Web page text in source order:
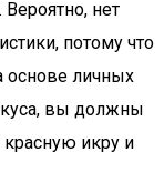
нет
потому что
основе личных
вы должны
красную икру и